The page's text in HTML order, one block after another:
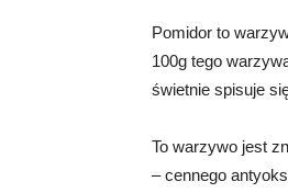
Pomidor to
100g tego
świetnie spisuje
To warzywo jest
– cennego